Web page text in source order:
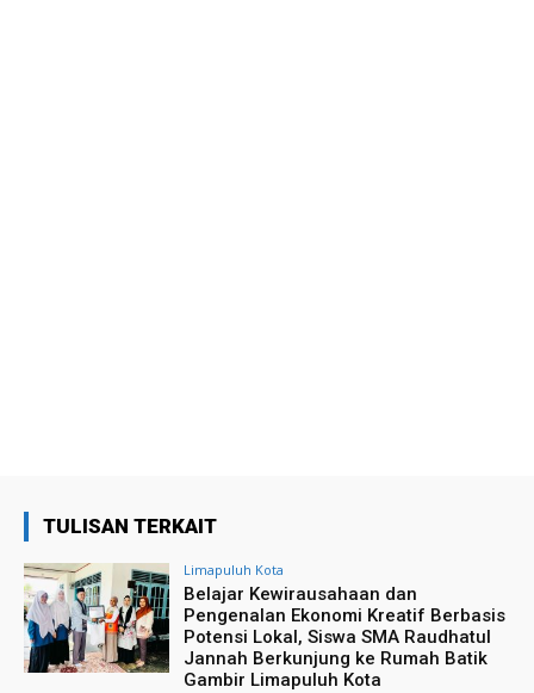
TULISAN TERKAIT
Limapuluh Kota
Belajar Kewirausahaan dan
Pengenalan Ekonomi Kreatif Berbasis
Potensi Lokal, Siswa SMA Raudhatul
Jannah Berkunjung ke Rumah Batik
Gambir Limapuluh Kota